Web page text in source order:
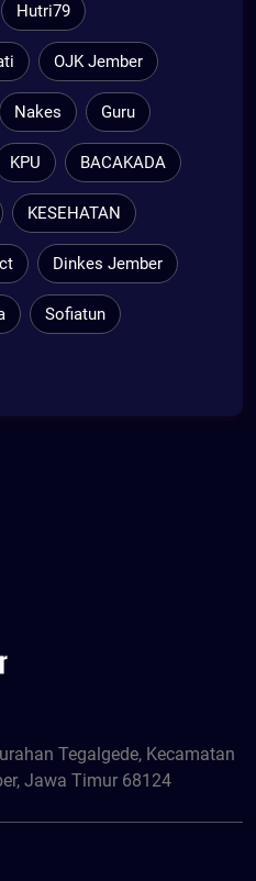
Hutri79
OJK Jember
Nakes Guru
KPU BACAKADA
KESEHATAN
Dinkes Jember
Sofiatun
Tegalgede, Kecamatan
Jawa Timur 68124